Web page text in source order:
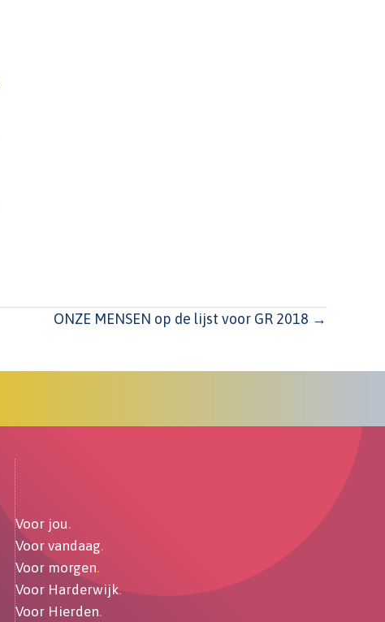
ONZE MENSEN op de lijst voor GR 2018 →
Voor jou.
Voor vandaag.
Voor morgen.
Voor Harderwijk.
Voor Hierden.